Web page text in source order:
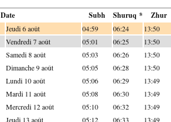
Date Subh Shuruq * Zhur
Jeudi 6 août 04:59 06:24 13:50
Vendredi 7 août 05:01 06:25 13:50
Samedi 8 août 05:03 06:26 13:50
Dimanche 9 août 05:05 06:28 13:50
Lundi 10 août 05:06 06:29 13:49
Mardi 11 août 05:08 06:30 13:49
Mercredi 12 août 05:10 06:32 13:49
Jeudi 13 août 05:12 06:33 13:49